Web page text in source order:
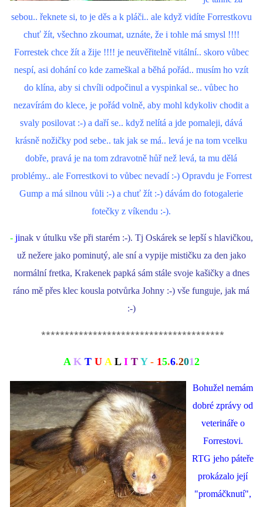
sebou.. řeknete si, to je děs a k pláči.. ale když vidíte Forrestkovu
chuť žít, všechno zkoumat, uznáte, že i tohle má smysl !!!!
Forrestek chce žít a žije !!!! je neuvěřitelně vitální.. skoro vůbec
nespí, asi dohání co kde zameškal a běhá pořád.. musím ho vzít
do klína, aby si chvíli odpočinul a vyspinkal se.. vůbec ho
nezavírám do klece, je pořád volně, aby mohl kdykoliv chodit a
svaly posilovat :-) a daří se.. když nelítá a jde pomaleji, dává
krásně nožičky pod sebe.. tak jak se má.. levá je na tom vcelku
dobře, pravá je na tom zdravotně hůř než levá, ta mu dělá
problémy.. ale Forrestkovi to vůbec nevadí :-) Opravdu je Forrest
Gump a má silnou vůli :-) a chuť žít :-) dávám do fotogalerie
fotečky z víkendu :-).
-jinak v útulku vše při starém :-). Tj Oskárek se lepší s hlavičkou,
už nežere jako pominutý, ale sní a vypije mističku za den jako
normální fretka, Krakenek papká sám stále svoje kašičky a dnes
ráno mě přes klec kousla potvůrka Johny :-) vše funguje, jak má
:-)
***************************************
AK T U A L I T Y- 15.6.2012
Bohužel nemám
dobré zprávy od
veterináře o
Forrestovi.
RTG jeho páteře
prokázalo její
"promáčknutí",